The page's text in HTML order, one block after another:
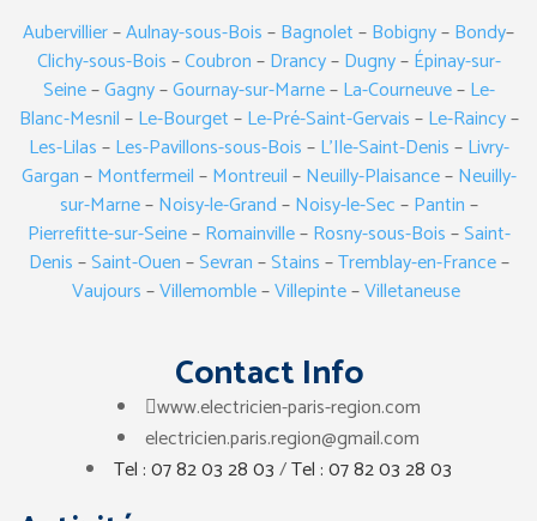
Aubervillier–Aulnay-sous-Bois–Bagnolet–Bobigny–Bondy–
Clichy-sous-Bois–Coubron–Drancy–Dugny–Épinay-sur-
Seine–Gagny–Gournay-sur-Marne–La-Courneuve–Le-
Blanc-Mesnil–Le-Bourget–Le-Pré-Saint-Gervais–Le-Raincy–
Les-Lilas–Les-Pavillons-sous-Bois–L’Ile-Saint-Denis–Livry-
Gargan–Montfermeil–Montreuil–Neuilly-Plaisance–Neuilly-
sur-Marne–Noisy-le-Grand–Noisy-le-Sec–Pantin–
Pierrefitte-sur-Seine–Romainville–Rosny-sous-Bois–Saint-
Denis–Saint-Ouen–Sevran–Stains–Tremblay-en-France–
Vaujours–Villemomble–Villepinte–Villetaneuse
Contact Info
www.electricien-paris-region.com
electricien.paris.region@gmail.com
Tel : 07 82 03 28 03/Tel : 07 82 03 28 03